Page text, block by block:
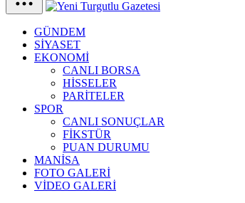
GÜNDEM
SİYASET
EKONOMİ
CANLI BORSA
HİSSELER
PARİTELER
SPOR
CANLI SONUÇLAR
FİKSTÜR
PUAN DURUMU
MANİSA
FOTO GALERİ
VİDEO GALERİ